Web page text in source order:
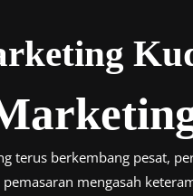
terus berkembang pesat,
mengasah